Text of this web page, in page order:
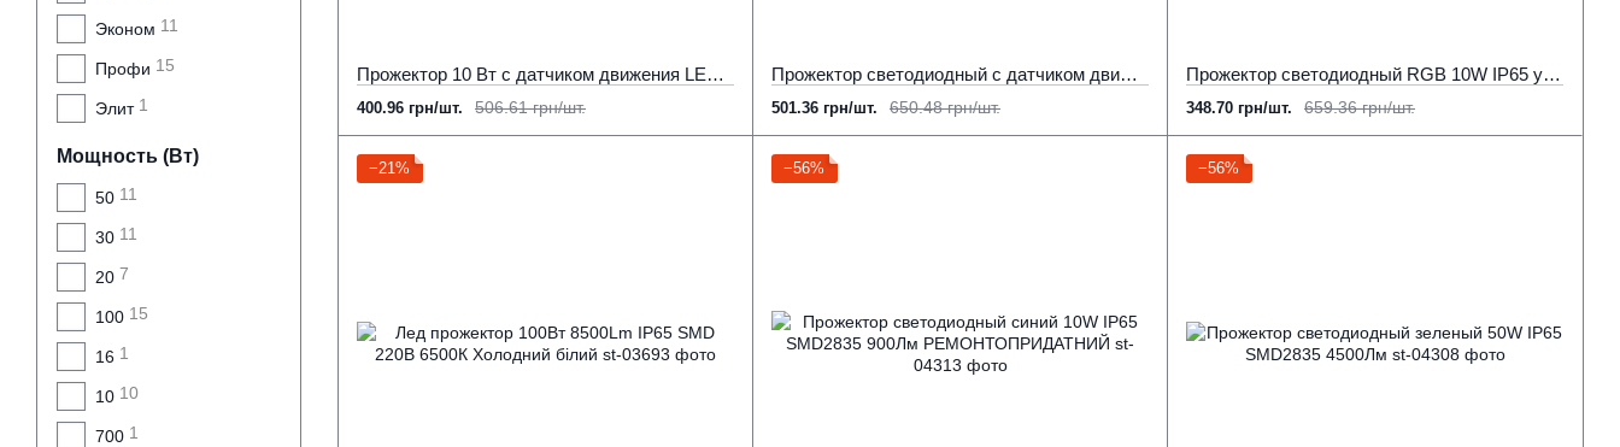
Прожектор 10 Вт с датчиком движения LED Gamma 900 Лм 6500К LED STORY Profi
506.61 грн/шт.
400.96 грн/шт.
Прожектор светодиодный с датчиком движения 20W 1800 Лм 6500К LED STORY Profi
650.48 грн/шт.
501.36 грн/шт.
Прожектор светодиодный RGB 10W IP65 уличный LED STORY Premium
659.36 грн/шт.
348.70 грн/шт.
−21% −56% −56%
Эконом 11
Профи 15
Элит 1
Мощность (Вт)
50 11
30 11
20 7
100 15
16 1
10 10
700 1